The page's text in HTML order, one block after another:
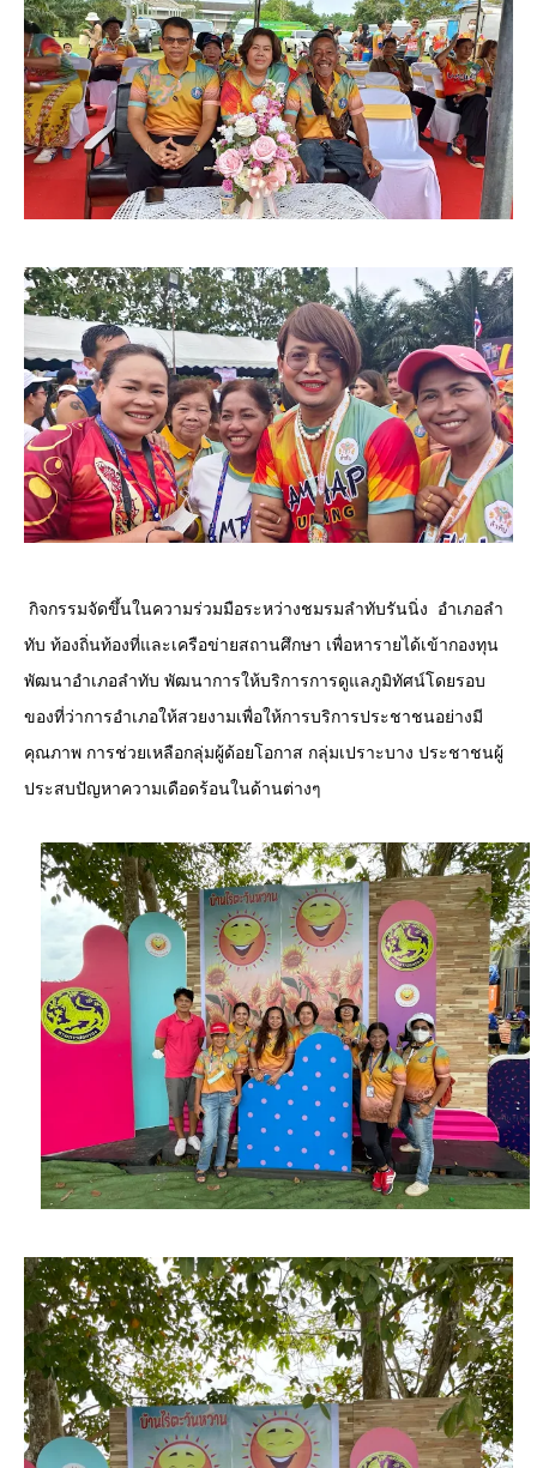
ทับ ท้องถิ่นท้องที่และเครือข่ายสถานศึกษา เพื่อหารายได้เข้ากองทุน
พัฒนาอำเภอลำทับ พัฒนาการให้บริการการดูแลภูมิทัศน์โดยรอบ
ของที่ว่าการอำเภอให้สวยงามเพื่อให้การบริการประชาชนอย่างมี
คุณภาพ การช่วยเหลือกลุ่มผู้ด้อยโอกาส กลุ่มเปราะบาง ประชาชนผู้
ประสบปัญหาความเดือดร้อนในด้านต่างๆ